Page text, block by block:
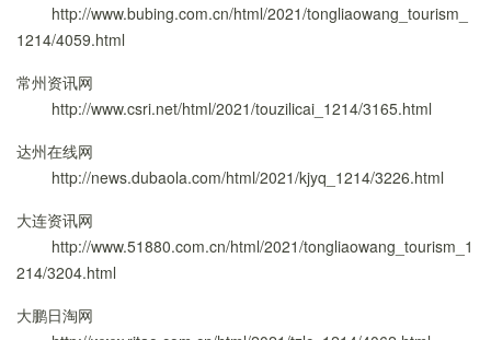
http://www.bubing.com.cn/html/2021/tongliaowang_tourism_
1214/4059.html
常州资讯网
http://www.csri.net/html/2021/touzilicai_1214/3165.html
达州在线网
http://news.dubaola.com/html/2021/kjyq_1214/3226.html
大连资讯网
http://www.51880.com.cn/html/2021/tongliaowang_tourism_1
214/3204.html
大鹏日淘网